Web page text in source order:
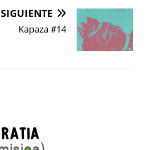
SIGUIENTE
Kapaza #14